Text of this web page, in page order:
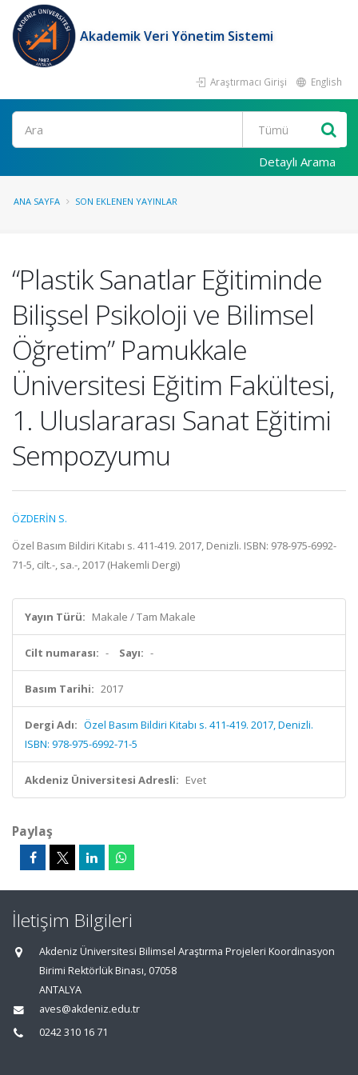
Akademik Veri Yönetim Sistemi
Araştırmacı Girişi English
Ara
Detaylı Arama
ANA SAYFA SON EKLENEN YAYINLAR
“Plastik Sanatlar Eğitiminde
Bilişsel Psikoloji ve Bilimsel
Öğretim” Pamukkale
Üniversitesi Eğitim Fakültesi,
1. Uluslararası Sanat Eğitimi
Sempozyumu
ÖZDERİN S.
Özel Basım Bildiri Kitabı s. 411-419. 2017, Denizli. ISBN: 978-975-6992-
71-5, cilt.-, sa.-, 2017 (Hakemli Dergi)
Yayın Türü: Makale / Tam Makale
Cilt numarası: - Sayı: -
Basım Tarihi: 2017
Dergi Adı: Özel Basım Bildiri Kitabı s. 411-419. 2017, Denizli.
ISBN: 978-975-6992-71-5
Akdeniz Üniversitesi Adresli: Evet
Paylaş
İletişim Bilgileri
Akdeniz Üniversitesi Bilimsel Araştırma Projeleri Koordinasyon
Birimi Rektörlük Binası, 07058
ANTALYA
aves@akdeniz.edu.tr
0242 310 16 71